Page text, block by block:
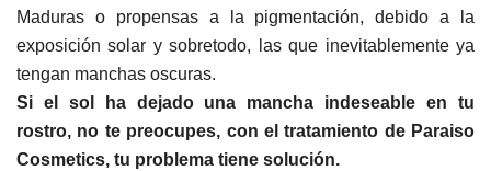
Maduras o propensas a la pigmentación, debido a la
exposición solar y sobretodo, las que inevitablemente ya
tengan manchas oscuras.
Si el sol ha dejado una mancha indeseable en tu
rostro, no te preocupes, con el tratamiento de Paraiso
Cosmetics, tu problema tiene solución.